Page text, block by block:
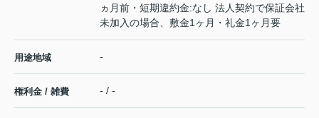
ヵ月前・短期違約金:なし 法人契約で保証会社
未加入の場合、敷金1ヶ月・礼金1ヶ月要
用途地域 -
権利金 / 雑費 - / -